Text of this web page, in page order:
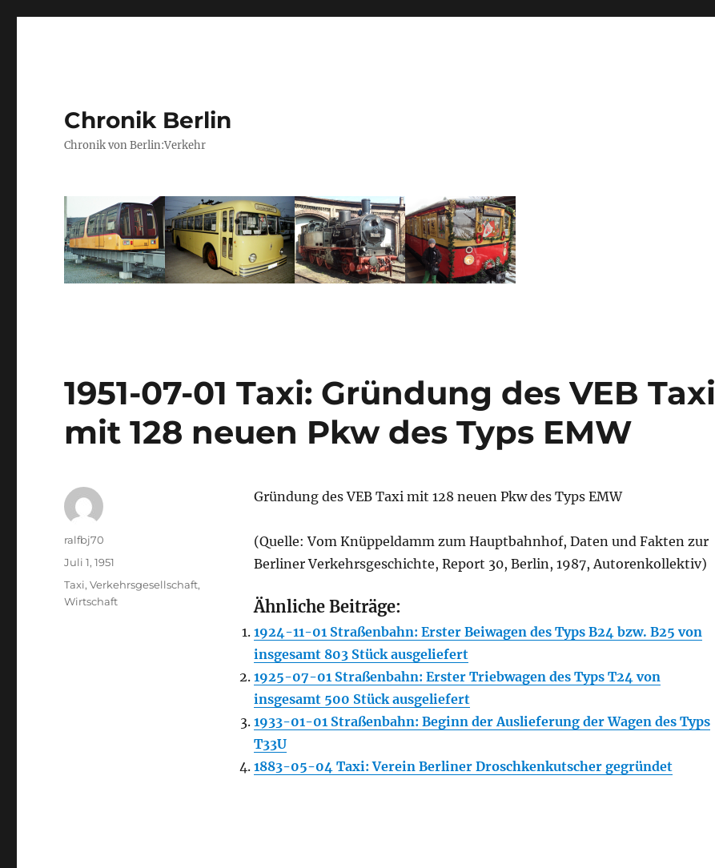
Chronik Berlin
Chronik von Berlin:Verkehr
1951-07-01 Taxi: Gründung des VEB Taxi
mit 128 neuen Pkw des Typs EMW
Gründung des VEB Taxi mit 128 neuen Pkw des Typs EMW
(Quelle: Vom Knüppeldamm zum Hauptbahnhof, Daten und Fakten zur
Berliner Verkehrsgeschichte, Report 30, Berlin, 1987, Autorenkollektiv)
Ähnliche Beiträge:
1924-11-01 Straßenbahn: Erster Beiwagen des Typs B24 bzw. B25 von
insgesamt 803 Stück ausgeliefert
1925-07-01 Straßenbahn: Erster Triebwagen des Typs T24 von
insgesamt 500 Stück ausgeliefert
1933-01-01 Straßenbahn: Beginn der Auslieferung der Wagen des Typs
T33U
1883-05-04 Taxi: Verein Berliner Droschkenkutscher gegründet
Autor
ralfbj70
Veröffentlicht
Juli 1, 1951
Kategorien
Taxi,Verkehrsgesellschaft,
Wirtschaft